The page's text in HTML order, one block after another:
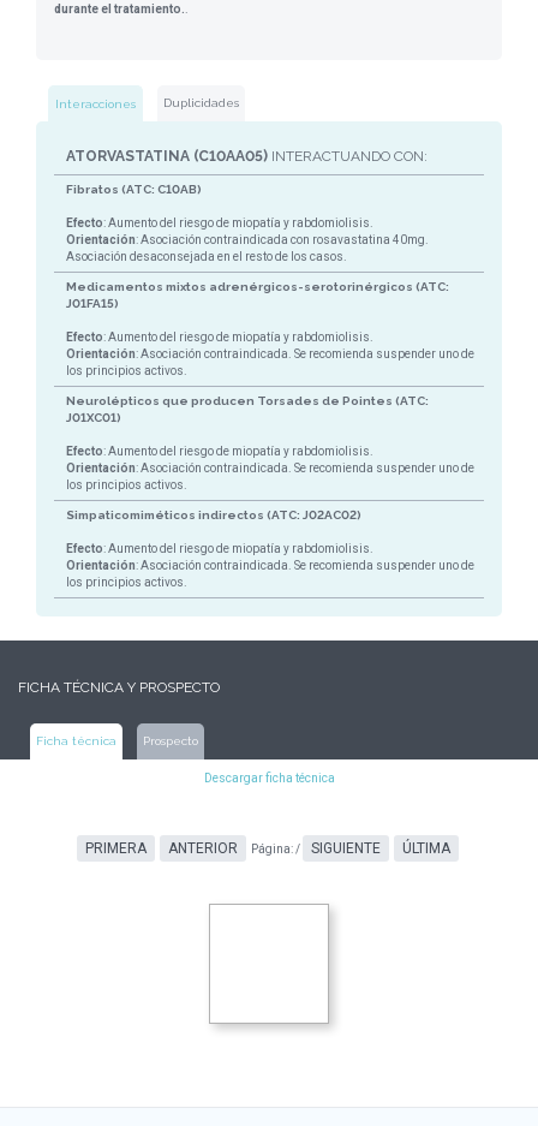
durante el tratamiento.
Interacciones Duplicidades
ATORVASTATINA (C10AA05) INTERACTUANDO CON:
Fibratos (ATC: C10AB)
Efecto: Aumento del riesgo de miopatía y rabdomiolisis.
Orientación: Asociación contraindicada con rosavastatina 40mg.
Asociación desaconsejada en el resto de los casos.
Medicamentos mixtos adrenérgicos-serotorinérgicos (ATC:
J01FA15)
Efecto: Aumento del riesgo de miopatía y rabdomiolisis.
Orientación: Asociación contraindicada. Se recomienda suspender uno de
los principios activos.
Neurolépticos que producen Torsades de Pointes (ATC:
J01XC01)
Efecto: Aumento del riesgo de miopatía y rabdomiolisis.
Orientación: Asociación contraindicada. Se recomienda suspender uno de
los principios activos.
Simpaticomiméticos indirectos (ATC: J02AC02)
Efecto: Aumento del riesgo de miopatía y rabdomiolisis.
Orientación: Asociación contraindicada. Se recomienda suspender uno de
los principios activos.
FICHA TÉCNICA Y PROSPECTO
Ficha técnica Prospecto
Descargar ficha técnica
PRIMERA ANTERIOR Página:/ SIGUIENTE ÚLTIMA